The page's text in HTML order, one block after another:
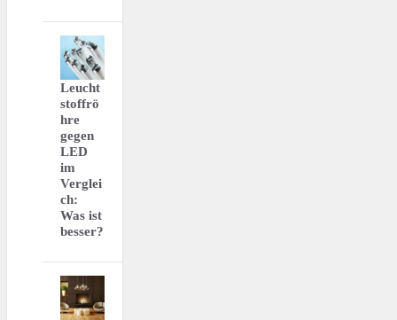
Leucht
stoffrö
hre
gegen
LED
im
Verglei
ch:
Was ist
besser?